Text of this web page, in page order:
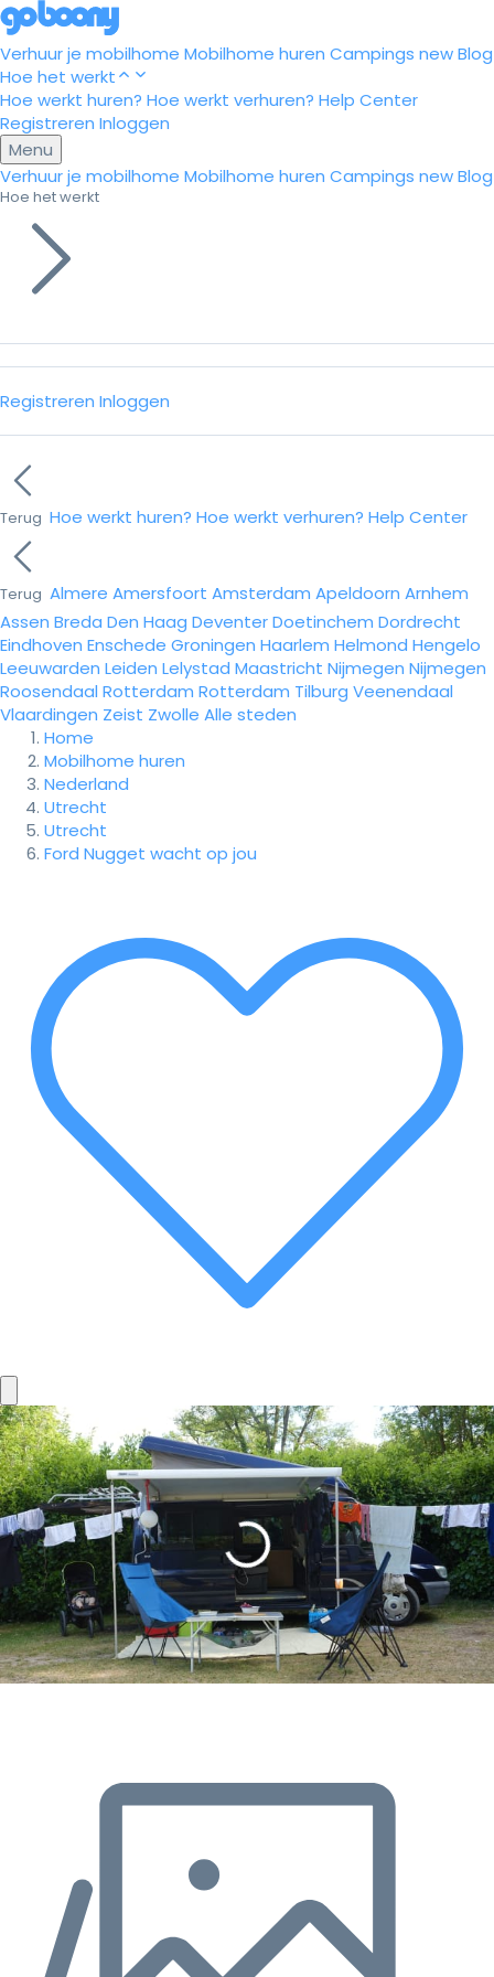
Verhuur je mobilhome Mobilhome huren Campings newBlog
Hoe het werkt
Hoe werkt huren? Hoe werkt verhuren? Help Center
Registreren Inloggen
Menu
Verhuur je mobilhome Mobilhome huren Campings newBlog
Hoe het werkt
Registreren Inloggen
Terug Hoe werkt huren? Hoe werkt verhuren? Help Center
Terug Almere Amersfoort Amsterdam Apeldoorn Arnhem
Assen Breda Den Haag DeventerDoetinchem Dordrecht
Eindhoven Enschede Groningen Haarlem Helmond Hengelo
Leeuwarden Leiden Lelystad Maastricht Nijmegen Nijmegen
Roosendaal Rotterdam Rotterdam Tilburg Veenendaal
Vlaardingen Zeist Zwolle Alle steden
Home
Mobilhome huren
Nederland
Utrecht
Utrecht
Ford Nugget wacht op jou